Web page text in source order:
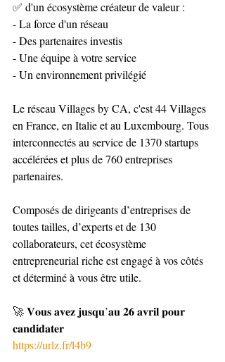
✅ d'un écosystème créateur de valeur :
- La force d'un réseau
- Des partenaires investis
- Une équipe à votre service
- Un environnement privilégié
Le réseau Villages by CA, c'est 44 Villages
en France, en Italie et au Luxembourg. Tous
interconnectés au service de 1370 startups
accélérées et plus de 760 entreprises
partenaires.
Composés de dirigeants d’entreprises de
toutes tailles, d’experts et de 130
collaborateurs, cet écosystème
entrepreneurial riche est engagé à vos côtés
et déterminé à vous être utile.
🚀 𝐕𝐨𝐮𝐬 𝐚𝐯𝐞𝐳 𝐣𝐮𝐬𝐪𝐮’𝐚𝐮 𝟐𝟔 𝐚𝐯𝐫𝐢𝐥 𝐩𝐨𝐮𝐫
𝐜𝐚𝐧𝐝𝐢𝐝𝐚𝐭𝐞𝐫
https://urlz.fr/l4b9